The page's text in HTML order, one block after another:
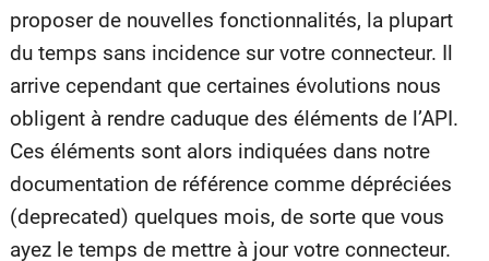
proposer de nouvelles fonctionnalités, la plupart
du temps sans incidence sur votre connecteur. Il
arrive cependant que certaines évolutions nous
obligent à rendre caduque des éléments de l’API.
Ces éléments sont alors indiquées dans notre
documentation de référence comme dépréciées
(deprecated) quelques mois, de sorte que vous
ayez le temps de mettre à jour votre connecteur.